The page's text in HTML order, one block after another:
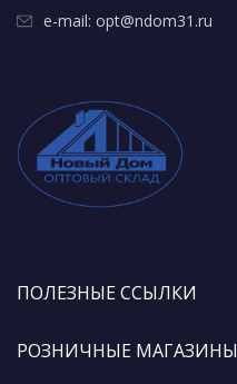
e-mail: opt@ndom31.ru
ПОЛЕЗНЫЕ ССЫЛКИ
РОЗНИЧНЫЕ МАГАЗИНЫ